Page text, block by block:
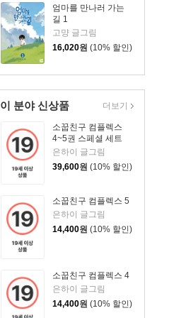
엄마를 만나러 가는
길 1
고먕 글그림
16,020원 (10% 할인)
이 분야 신상품
소꿉친구 컴플렉스
4~5권 스페셜 세트
은하이 글그림
39,600원 (10% 할인)
소꿉친구 컴플렉스 5
은하이 글그림
14,400원 (10% 할인)
소꿉친구 컴플렉스 4
은하이 글그림
14,400원 (10% 할인)
더보기